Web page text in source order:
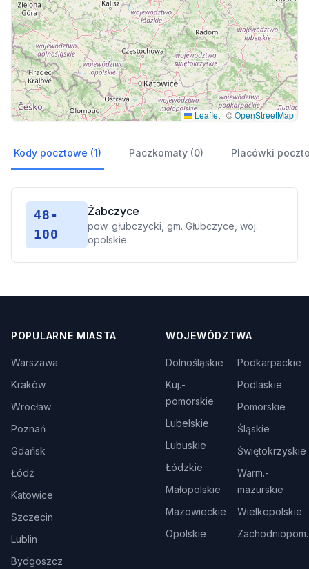
Leaflet | ©OpenStreetMap
Kody pocztowe (1) Paczkomaty (0) Placówki
48-
100
Żabczyce
pow. głubczycki, gm. Głubczyce, woj.
opolskie
POPULARNE MIASTA
Warszawa
Kraków
Wrocław
Poznań
Gdańsk
Łódź
Katowice
Szczecin
Lublin
Bydgoszcz
WOJEWÓDZTWA
Dolnośląskie
Kuj.-
pomorskie
Lubelskie
Lubuskie
Łódzkie
Małopolskie
Mazowieckie
Opolskie
Podkarpackie
Podlaskie
Pomorskie
Śląskie
Świętokrzyskie
Warm.-
mazurskie
Wielkopolskie
Zachodniopom.